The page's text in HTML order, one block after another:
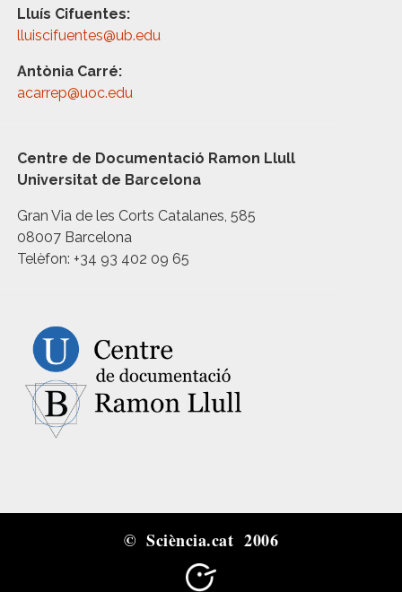
Lluís Cifuentes:
lluiscifuentes@ub.edu
Antònia Carré:
acarrep@uoc.edu
Centre de Documentació Ramon Llull
Universitat de Barcelona
Gran Via de les Corts Catalanes, 585
08007 Barcelona
Telèfon: +34 93 402 09 65
© Sciència.cat 2006